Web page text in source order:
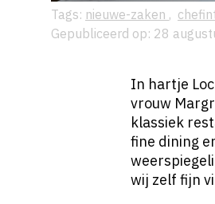
Tags: nieuwe-zaken ,
Gepubliceerd op: 28
In hartje
vrouw
klassiek
fine dining
wij zelf fijn